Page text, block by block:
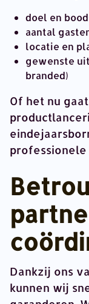
doel en
aantal
locatie en
gewenste
branded)
Of het nu
Dankzij ons
kunnen wij